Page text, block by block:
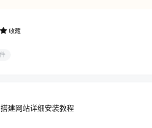
收藏
建网站详细安装教程